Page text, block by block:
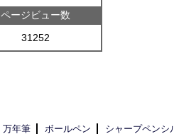
ページビュー数
31252
万年筆 ボールペン シャープペンシ